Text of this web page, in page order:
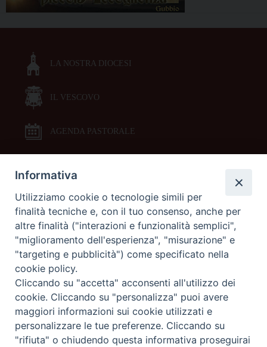
LA NOSTRA DIOCESI
IL VESCOVO
AGENDA PASTORALE
DOCUMENTI PASTORALI
ORARI MESSE
LITURGIA DELLE ORE
GALLERIE FOTOGRAFICHE
GALLERIE VIDEO
Informativa
Utilizziamo cookie o tecnologie simili per
finalità tecniche e, con il tuo consenso, anche per
altre finalità ("interazioni e funzionalità semplici",
"miglioramento dell'esperienza", "misurazione" e
"targeting e pubblicità") come specificato nella
cookie policy.
Cliccando su "accetta" acconsenti all'utilizzo dei
cookie. Cliccando su "personalizza" puoi avere
maggiori informazioni sui cookie utilizzati e
personalizzare le tue preferenze. Cliccando su
"rifiuta" o chiudendo questa informativa proseguirai